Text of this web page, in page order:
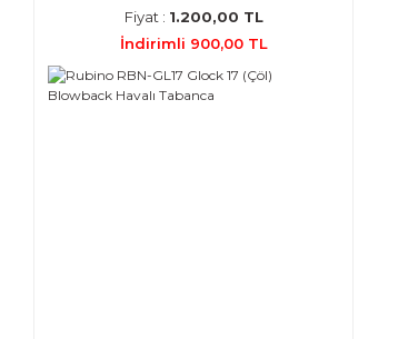
Fiyat : 1.200,00 TL
İndirimli 900,00 TL